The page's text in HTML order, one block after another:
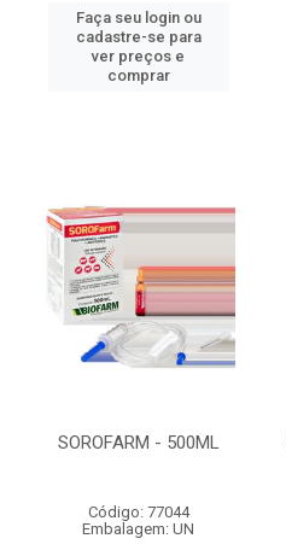
Faça seu login ou
cadastre-se para
ver preços e
comprar
SOROFARM - 500ML
Código: 77044
Embalagem: UN